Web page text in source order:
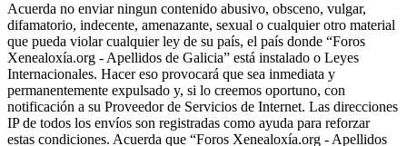
Acuerda no enviar ningun contenido abusivo, obsceno, vulgar,
difamatorio, indecente, amenazante, sexual o cualquier otro material
que pueda violar cualquier ley de su país, el país donde “Foros
Xenealoxía.org - Apellidos de Galicia” está instalado o Leyes
Internacionales. Hacer eso provocará que sea inmediata y
permanentemente expulsado y, si lo creemos oportuno, con
notificación a su Proveedor de Servicios de Internet. Las direcciones
IP de todos los envíos son registradas como ayuda para reforzar
estas condiciones. Acuerda que “Foros Xenealoxía.org - Apellidos